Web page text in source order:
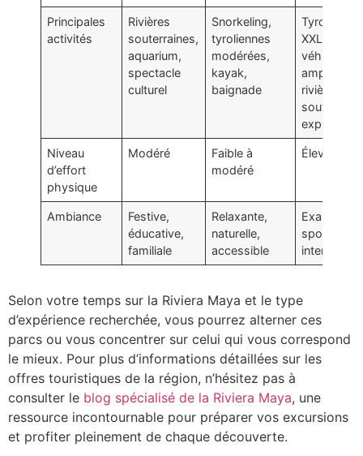
Principales
activités
Rivières
souterraines,
aquarium,
spectacle
culturel
Snorkeling,
tyroliennes
modérées,
kayak,
baignade
Tyroliennes
XXL,
véhicules
amphibies,
rivières
explorées
Niveau
d’effort
physique
Modéré
Faible à
modéré
Élevé
Ambiance
Festive,
éducative,
familiale
Relaxante,
naturelle,
accessible
Exaltante,
sportive,
intense
Selon votre temps sur la Riviera Maya et le type
d’expérience recherchée, vous pourrez alterner ces
parcs ou vous concentrer sur celui qui vous correspond
le mieux. Pour plus d’informations détaillées sur les
offres touristiques de la région, n’hésitez pas à
consulter le blog spécialisé de la Riviera Maya, une
ressource incontournable pour préparer vos excursions
et profiter pleinement de chaque découverte.